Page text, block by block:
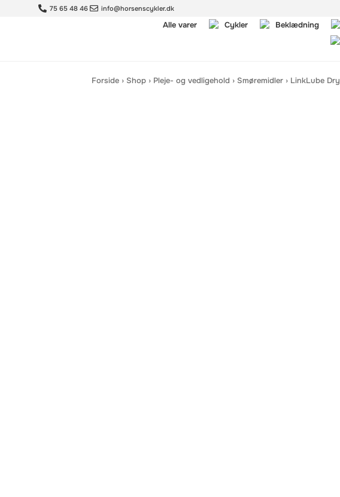
75 65 48 46 info@horsenscykler.dk
Alle varer Cykler Beklædning
Forside› Shop› Pleje- og vedligehold › Smøremidler› LinkLube Dry